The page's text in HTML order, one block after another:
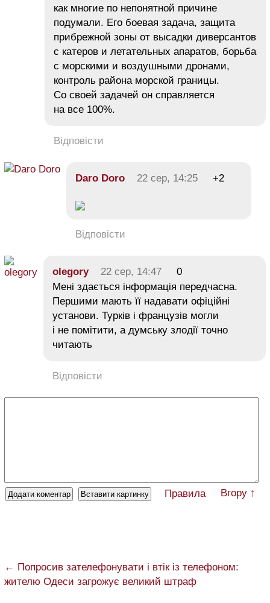
как многие по непонятной причине
подумали. Его боевая задача, защита
прибрежной зоны от высадки диверсантов
с катеров и летательных апаратов, борьба
с морскими и воздушными дронами,
контроль района морской границы.
Со своей задачей он справляется
на все 100%.
Відповісти
Daro Doro 22 сер, 14:25 +2
Відповісти
olegory 22 сер, 14:47
0
Мені здається інформація передчасна.
Першими мають її надавати офіційні
установи. Турків і французів могли
і не помітити, а думську злодії точно
читають
Відповісти
Правила Вгору ↑
← Попросив зателефонувати і втік із телефоном:
жителю Одеси загрожує великий штраф